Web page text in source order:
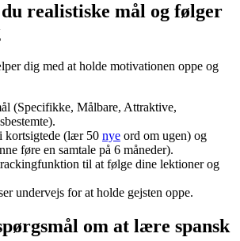
realistiske mål og følger
dig med at holde motivationen oppe og
(Specifikke, Målbare, Attraktive,
kortsigtede (lær 50 nye ord om ugen) og
føre en samtale på 6 måneder).
til at følge dine lektioner og
undervejs for at holde gejsten oppe.
om at lære spansk